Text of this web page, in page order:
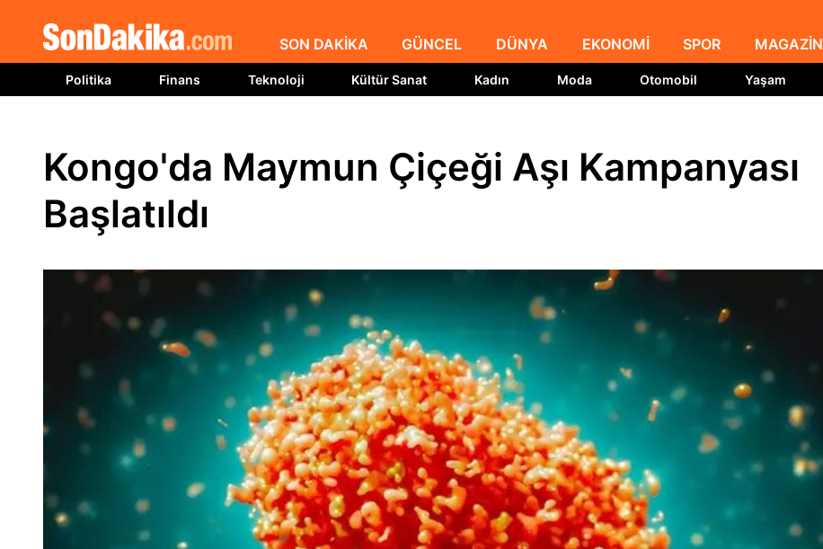
SON DAKİKA GÜNCEL DÜNYA EKONOMİ SPOR MAGAZİN
Politika Finans Teknoloji Kültür Sanat Kadın Moda Otomobil Yaşam
Kongo'da Maymun Çiçeği Aşı Kampanyası
Başlatıldı